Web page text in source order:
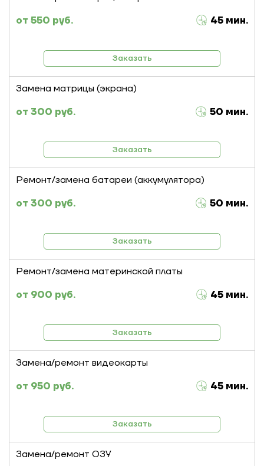
550 руб.
45 мин.
Заказать
Замена матрицы (экрана)
300 руб.
50 мин.
Заказать
Ремонт/замена батареи (аккумулятора)
300 руб.
50 мин.
Заказать
Ремонт/замена материнской платы
900 руб.
45 мин.
Заказать
Замена/ремонт видеокарты
950 руб.
45 мин.
Заказать
Замена/ремонт ОЗУ